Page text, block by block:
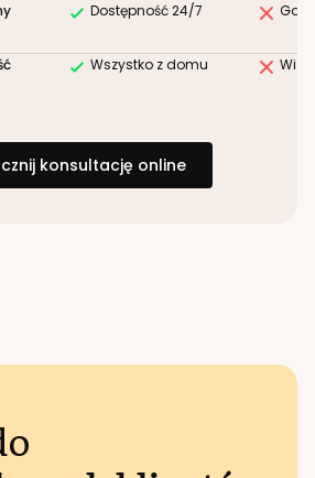
Dostępność 24/7
Wszystko z domu
konsultację online